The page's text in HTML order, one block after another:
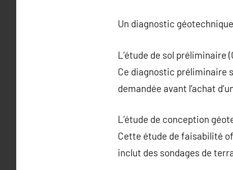
Un diagnostic
L’étude de sol préliminaire
Ce diagnostic préliminaire
demandée avant l’achat
L’étude de conception
Cette étude de faisabilité
inclut des sondages de